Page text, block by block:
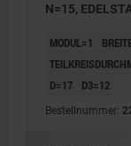
N=15,
MODUL=1
D=17
D3=12
Bestellnummer: